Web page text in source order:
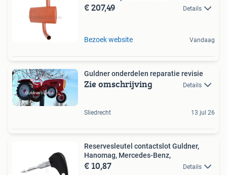
€ 207,49 Details
Bezoek website Vandaag
Guldner onderdelen reparatie revisie
Zie omschrijving Details
Sliedrecht 13 jul 26
Reservesleutel contactslot Guldner,
Hanomag, Mercedes-Benz,
€ 10,87 Details